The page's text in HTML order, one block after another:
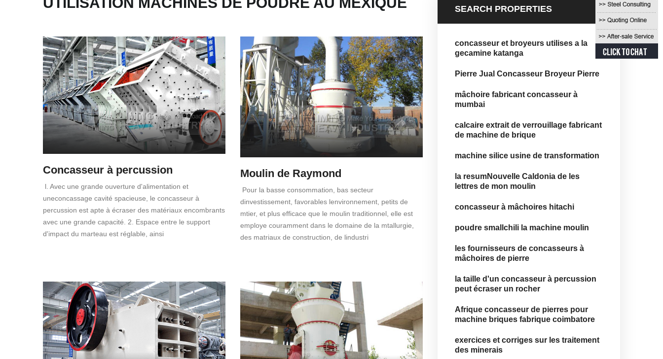
Concasseur à percussion
l. Avec une grande ouverture d'alimentation et
uneconcassage cavité spacieuse, le concasseur à
percussion est apte à écraser des matériaux encombrants
avec une grande capacité. 2. Espace entre le support
d'impact du marteau est réglable, ainsi
Moulin de Raymond
Pour la basse consommation, bas secteur
dinvestissement, favorables lenvironnement, petits de
mtier, et plus efficace que le moulin traditionnel, elle est
employe couramment dans le domaine de la mtallurgie,
des matriaux de construction, de lindustri
SEARCH PROPERTIES
concasseur et broyeurs utilises a la
gecamine katanga
Pierre Jual Concasseur Broyeur Pierre
mâchoire fabricant concasseur à
mumbai
calcaire extrait de verrouillage fabricant
de machine de brique
machine silice usine de transformation
la resumNouvelle Caldonia de les
lettres de mon moulin
concasseur à mâchoires hitachi
poudre smallchili la machine moulin
les fournisseurs de concasseurs à
mâchoires de pierre
la taille d'un concasseur à percussion
peut écraser un rocher
Afrique concasseur de pierres pour
machine briques fabrique coimbatore
exercices et corriges sur les traitement
des minerais